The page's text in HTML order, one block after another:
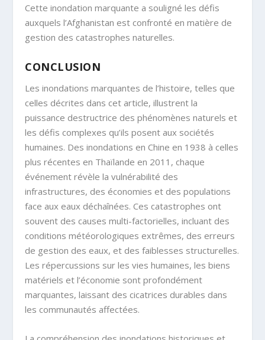
Cette inondation marquante a souligné les défis
auxquels l’Afghanistan est confronté en matière de
gestion des catastrophes naturelles.
CONCLUSION
Les inondations marquantes de l’histoire, telles que
celles décrites dans cet article, illustrent la
puissance destructrice des phénomènes naturels et
les défis complexes qu’ils posent aux sociétés
humaines. Des inondations en Chine en 1938 à celles
plus récentes en Thaïlande en 2011, chaque
événement révèle la vulnérabilité des
infrastructures, des économies et des populations
face aux eaux déchaînées. Ces catastrophes ont
souvent des causes multi-factorielles, incluant des
conditions météorologiques extrêmes, des erreurs
de gestion des eaux, et des faiblesses structurelles.
Les répercussions sur les vies humaines, les biens
matériels et l’économie sont profondément
marquantes, laissant des cicatrices durables dans
les communautés affectées.